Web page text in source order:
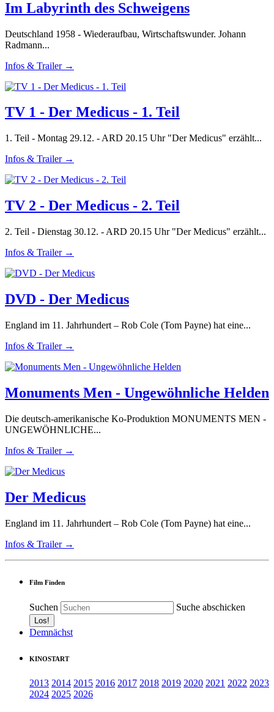
Im Labyrinth des Schweigens
Deutschland 1958 - Wiederaufbau, Wirtschaftswunder. Johann
Radmann...
Infos & Trailer →
TV 1 - Der Medicus - 1. Teil
1. Teil - Montag 29.12. - ARD 20.15 Uhr "Der Medicus" erzählt...
Infos & Trailer →
TV 2 - Der Medicus - 2. Teil
2. Teil - Dienstag 30.12. - ARD 20.15 Uhr "Der Medicus" erzählt...
Infos & Trailer →
DVD - Der Medicus
England im 11. Jahrhundert – Rob Cole (Tom Payne) hat eine...
Infos & Trailer →
Monuments Men - Ungewöhnliche Helden
Die deutsch-amerikanische Ko-Produktion MONUMENTS MEN -
UNGEWÖHNLICHE...
Infos & Trailer →
Der Medicus
England im 11. Jahrhundert – Rob Cole (Tom Payne) hat eine...
Infos & Trailer →
Film Finden
Suchen Suche abschicken
Demnächst
KINOSTART
2013 2014 2015 2016 2017 2018 2019 2020 2021 2022 2023
2024 2025 2026